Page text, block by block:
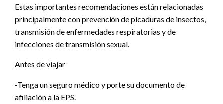
Estas importantes recomendaciones están relacionadas
principalmente con prevención de picaduras de insectos,
transmisión de enfermedades respiratorias y de
infecciones de transmisión sexual.
Antes de viajar
-Tenga un seguro médico y porte su documento de
afiliación a la EPS.